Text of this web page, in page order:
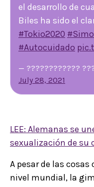
el desarrollo de
Biles ha sido el
#Tokio2020
#Autocuidado
— ????????????
July 28, 2021
LEE: Alemanas se
sexualización de su
A pesar de las cosas
nivel mundial, la